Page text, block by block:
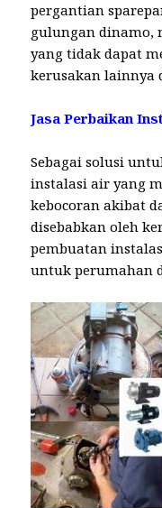
pergantian
gulungan dinamo,
yang tidak dapat
kerusakan lainnya
Jasa Perbaikan
Sebagai solusi
instalasi air yang
kebocoran akibat
disebabkan oleh
pembuatan
untuk perumahan